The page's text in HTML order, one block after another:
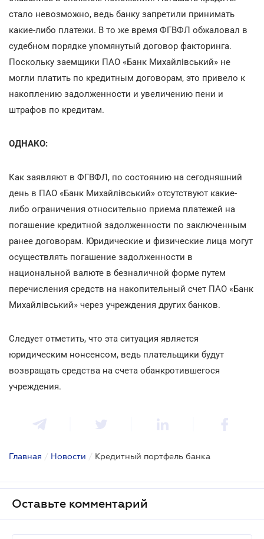
стало невозможно, ведь банку запретили принимать
какие-либо платежи. В то же время ФГВФЛ обжаловал в
судебном порядке упомянутый договор факторинга.
Поскольку заемщики ПАО «Банк Михайлівський» не
могли платить по кредитным договорам, это привело к
накоплению задолженности и увеличению пени и
штрафов по кредитам.
ОДНАКО:
Как заявляют в ФГВФЛ, по состоянию на сегодняшний
день в ПАО «Банк Михайлівський» отсутствуют какие-
либо ограничения относительно приема платежей на
погашение кредитной задолженности по заключенным
ранее договорам. Юридические и физические лица могут
осуществлять погашение задолженности в
национальной валюте в безналичной форме путем
перечисления средств на накопительный счет ПАО «Банк
Михайлівський» через учреждения других банков.
Следует отметить, что эта ситуация является
юридическим нонсенсом, ведь плательщики будут
возвращать средства на счета обанкротившегося
учреждения.
Главная / Новости / Кредитный портфель банка
Оставьте комментарий